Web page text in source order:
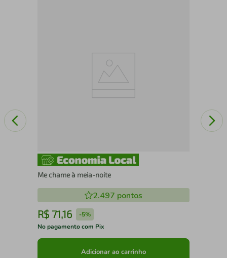
Me chame à meia-noite
2.497 pontos
R$ 71,16 -5%
No pagamento com Pix
Adicionar ao carrinho